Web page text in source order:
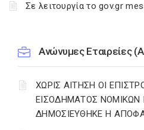
Σε λειτουργία το gov.gr
Ανώνυμες Εταιρείες
ΧΩΡΙΣ ΑΙΤΗΣΗ ΟΙ
ΕΙΣΟΔΗΜΑΤΟΣ
ΔΗΜΟΣΙΕΥΘΗΚΕ Η